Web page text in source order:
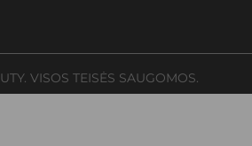
VISOS TEISĖS SAUGOMOS.